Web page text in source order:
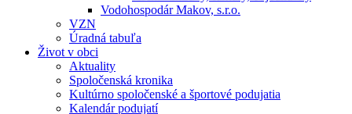
Vodohospodár Makov, s.r.o.
VZN
Úradná tabuľa
Život v obci
Aktuality
Spoločenská kronika
Kultúrno spoločenské a športové podujatia
Kalendár podujatí